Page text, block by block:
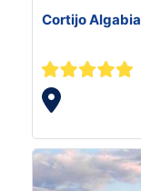
Cortijo Algabia